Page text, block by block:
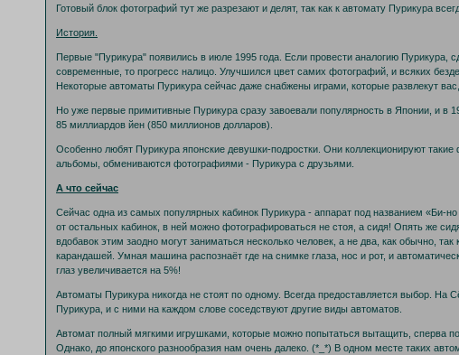
Готовый блок фотографий тут же разрезают и делят, так как к автомату Пурикура
История.
Первые "Пурикура" появились в июле 1995 года. Если провести аналогию Пурикура,
современные, то прогресс налицо. Улучшился цвет самих фотографий, и всяких
Некоторые автоматы Пурикура сейчас даже снабжены играми, которые развлекут
Но уже первые примитивные Пурикура сразу завоевали популярность в Японии, и в
85 миллиардов йен (850 миллионов долларов).
Особенно любят Пурикура японские девушки-подростки. Они коллекционируют
альбомы, обмениваются фотографиями - Пурикура с друзьями.
А что сейчас
Сейчас одна из самых популярных кабинок Пурикура - аппарат под названием «Би-
от остальных кабинок, в ней можно фотографироваться не стоя, а сидя! Опять же
вдобавок этим заодно могут заниматься несколько человек, а не два, как обычно, так
карандашей. Умная машина распознаёт где на снимке глаза, нос и рот, и
глаз увеличивается на 5%!
Автоматы Пурикура никогда не стоят по одному. Всегда предоставляется выбор. На
Пурикура, и с ними на каждом слове соседствуют другие виды автоматов.
Автомат полный мягкими игрушками, которые можно попытаться вытащить, сперва
Однако, до японского разнообразия нам очень далеко. (*_*) В одном месте таких